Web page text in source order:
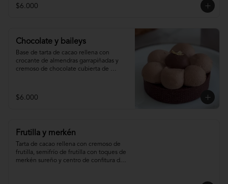
$6.000
Chocolate y baileys
Base de tarta de cacao rellena con
crocante de almendras garrapiñadas y
cremoso de chocolate cubierta de
$6.000
Frutilla y merkén
Tarta de cacao rellena con cremoso de
frutilla, semifrío de frutilla con toques de
merkén sureño y centro de confitura de